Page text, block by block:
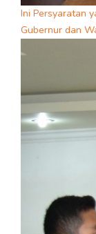
Ini Persyaratan
Gubernur dan